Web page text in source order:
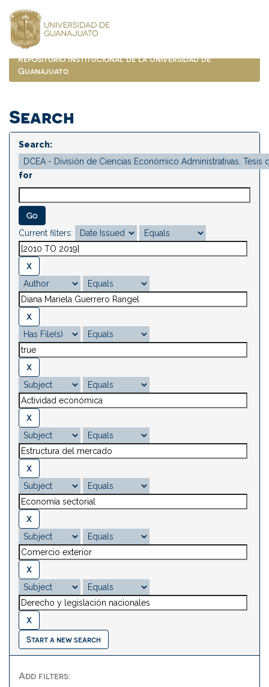
navigation
Repositorio Institucional de la Universidad de
Guanajuato
Search
Search:
for
Current filters:
Start a new search
Add filters: